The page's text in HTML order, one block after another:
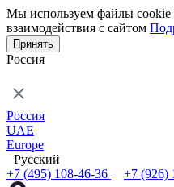
Мы используем файлы
взаимодействия с сайтом
Принять
Россия
Россия
UAE
Europe
Русский
+7 (495) 108-46-36
+7 (926)